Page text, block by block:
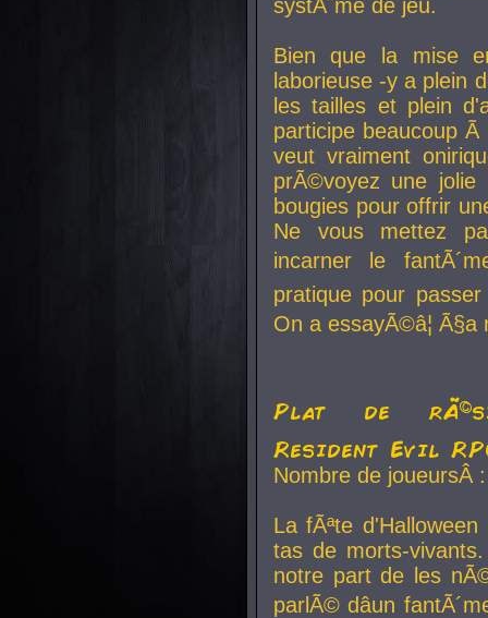
systÃ¨me de jeu.
Bien que la mise
laborieuse -y a plein
les tailles et plein
participe beaucoup
veut vraiment
prÃ©voyez une
bougies pour offrir
Ne vous mettez
incarner le
pratique pour
On a essayÃ©â¦
Plat de
Resident Evil
Nombre de
La fÃªte
tas de morts-
notre part de les
parlÃ© dâun